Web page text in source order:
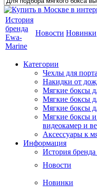
История
бренда
Ewa-
Marine
Новости Новинки
Категории
Чехлы для
Накидки от
Мягкие боксы
Мягкие боксы
Мягкие боксы
Мягкие боксы
видеокамер и
Аксессуары к
Информация
История
Новости
Новинки